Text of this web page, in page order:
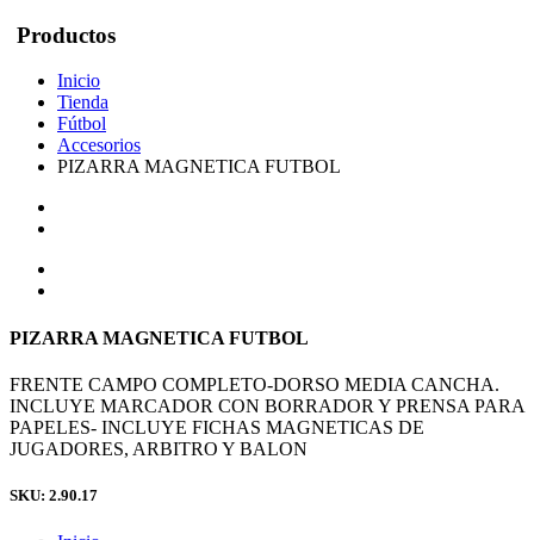
Productos
Inicio
Tienda
Fútbol
Accesorios
PIZARRA MAGNETICA FUTBOL
PIZARRA MAGNETICA FUTBOL
FRENTE CAMPO COMPLETO-DORSO MEDIA CANCHA.
INCLUYE MARCADOR CON BORRADOR Y PRENSA PARA
PAPELES- INCLUYE FICHAS MAGNETICAS DE
JUGADORES, ARBITRO Y BALON
SKU: 2.90.17